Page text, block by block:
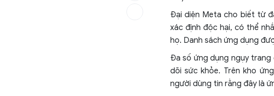
Đại diện Meta cho biết từ
xác định độc hại, có thể
họ. Danh sách ứng dụng
Đa số ứng dụng ngụy trang
dõi sức khỏe. Trên kho
người dùng tin rằng đây là